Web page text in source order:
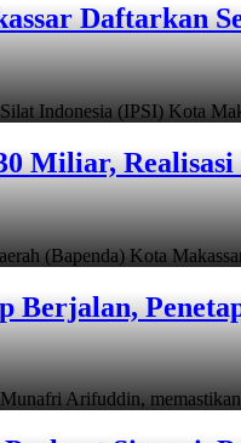
Daftarkan
Indonesia (IPSI) Kota
Miliar, Realisasi
(Bapenda) Kota
Berjalan,
Arifuddin, memastikan